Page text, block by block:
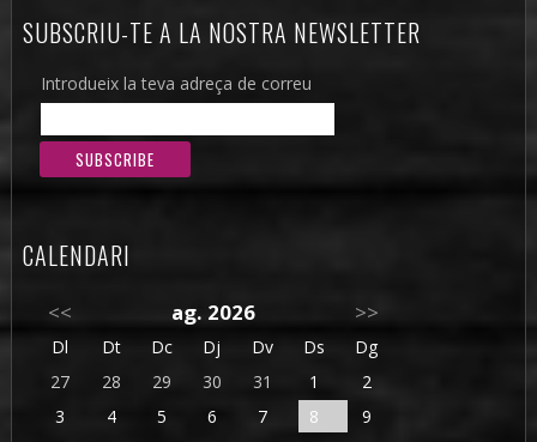
SUBSCRIU-TE A LA NOSTRA NEWSLETTER
Introdueix la teva adreça de correu
CALENDARI
<< ag. 2026 >>
Dl Dt Dc Dj Dv Ds
Dg
27
28 29 30 31 1
2
3
4 5 6 7 8
9